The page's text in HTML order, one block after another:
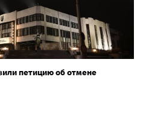
петицию об отмене